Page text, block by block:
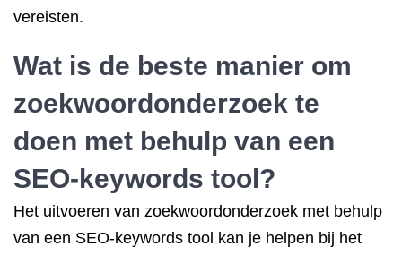
vereisten.
Wat is de beste manier om
zoekwoordonderzoek te
doen met behulp van een
SEO-keywords tool?
Het uitvoeren van zoekwoordonderzoek met behulp
van een SEO-keywords tool kan je helpen bij het